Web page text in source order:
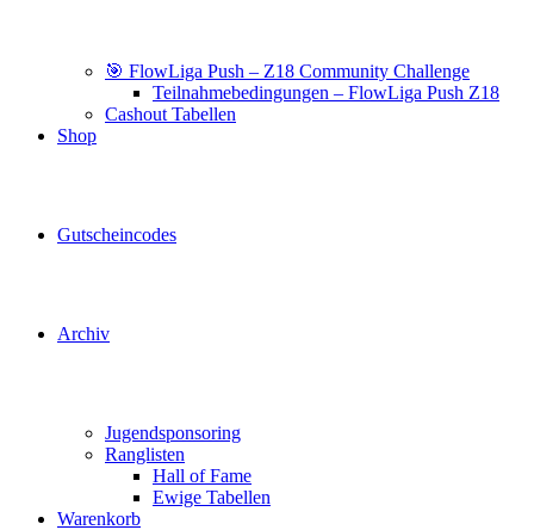
🎯 FlowLiga Push – Z18 Community Challenge
Teilnahmebedingungen – FlowLiga Push Z18
Cashout Tabellen
Shop
Gutscheincodes
Archiv
Jugendsponsoring
Ranglisten
Hall of Fame
Ewige Tabellen
Warenkorb